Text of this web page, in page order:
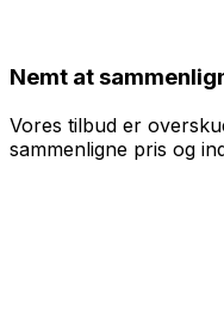
Nemt at
Vores tilbud er
sammenligne pris og